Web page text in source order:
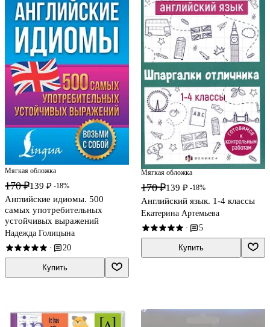
Мягкая обложка
170 ₽139 ₽ -18%
Английские идиомы. 500
самых употребительных
устойчивых выражений
Надежда Голицына
· 20
Купить
Мягкая обложка
170 ₽139 ₽ -18%
Английский язык. 1-4 классы
Екатерина Артемьева
· 5
Купить